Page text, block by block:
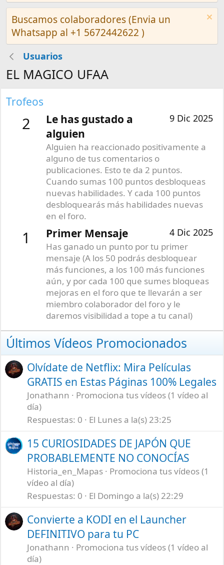
Buscamos colaboradores (Envia un
Whatsapp al +1 5672442622 )
Usuarios
EL MAGICO UFAA
Trofeos
2 9 Dic 2025
Le has gustado a
alguien
Alguien ha reaccionado positivamente a
alguno de tus comentarios o
publicaciones. Esto te da 2 puntos.
Cuando sumas 100 puntos desbloqueas
nuevas habilidades. Y cada 100 puntos
desbloquearás más habilidades nuevas
en el foro.
1 4 Dic 2025
Primer Mensaje
Has ganado un punto por tu primer
mensaje (A los 50 podrás desbloquear
más funciones, a los 100 más funciones
aún, y por cada 100 que sumes bloqueas
mejoras en el foro que te llevarán a ser
miembro colaborador del foro y le
daremos visibilidad a tope a tu canal)
Últimos Vídeos Promocionados
Olvídate de Netflix: Mira Películas
GRATIS en Estas Páginas 100% Legales
Jonathann
Promociona tus vídeos (1 vídeo al
día)
Respuestas 0 El Lunes a la(s) 23:25
15 CURIOSIDADES DE JAPÓN QUE
PROBABLEMENTE NO CONOCÍAS
Historia_en_Mapas
Promociona tus vídeos (1
vídeo al día)
Respuestas 0 El Domingo a la(s) 22:29
Convierte a KODI en el Launcher
DEFINITIVO para tu PC
Jonathann
Promociona tus vídeos (1 vídeo al
día)